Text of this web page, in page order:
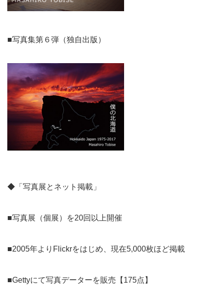
■写真集第６弾（独自出版）
◆「写真展とネット掲載」
■写真展（個展）を20回以上開催
■2005年よりFlickrをはじめ、現在5,000枚ほど掲載
■Gettyにて写真データーを販売【175点】